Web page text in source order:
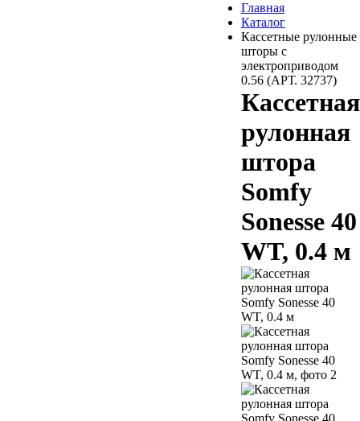
Главная
Каталог
Кассетные рулонные
шторы с
электроприводом
0.56 (АРТ. 32737)
Кассетная
рулонная
штора
Somfy
Sonesse 40
WT, 0.4 м